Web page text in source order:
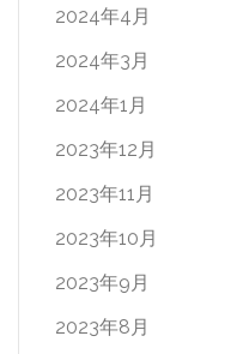
2024年4月
2024年3月
2024年1月
2023年12月
2023年11月
2023年10月
2023年9月
2023年8月